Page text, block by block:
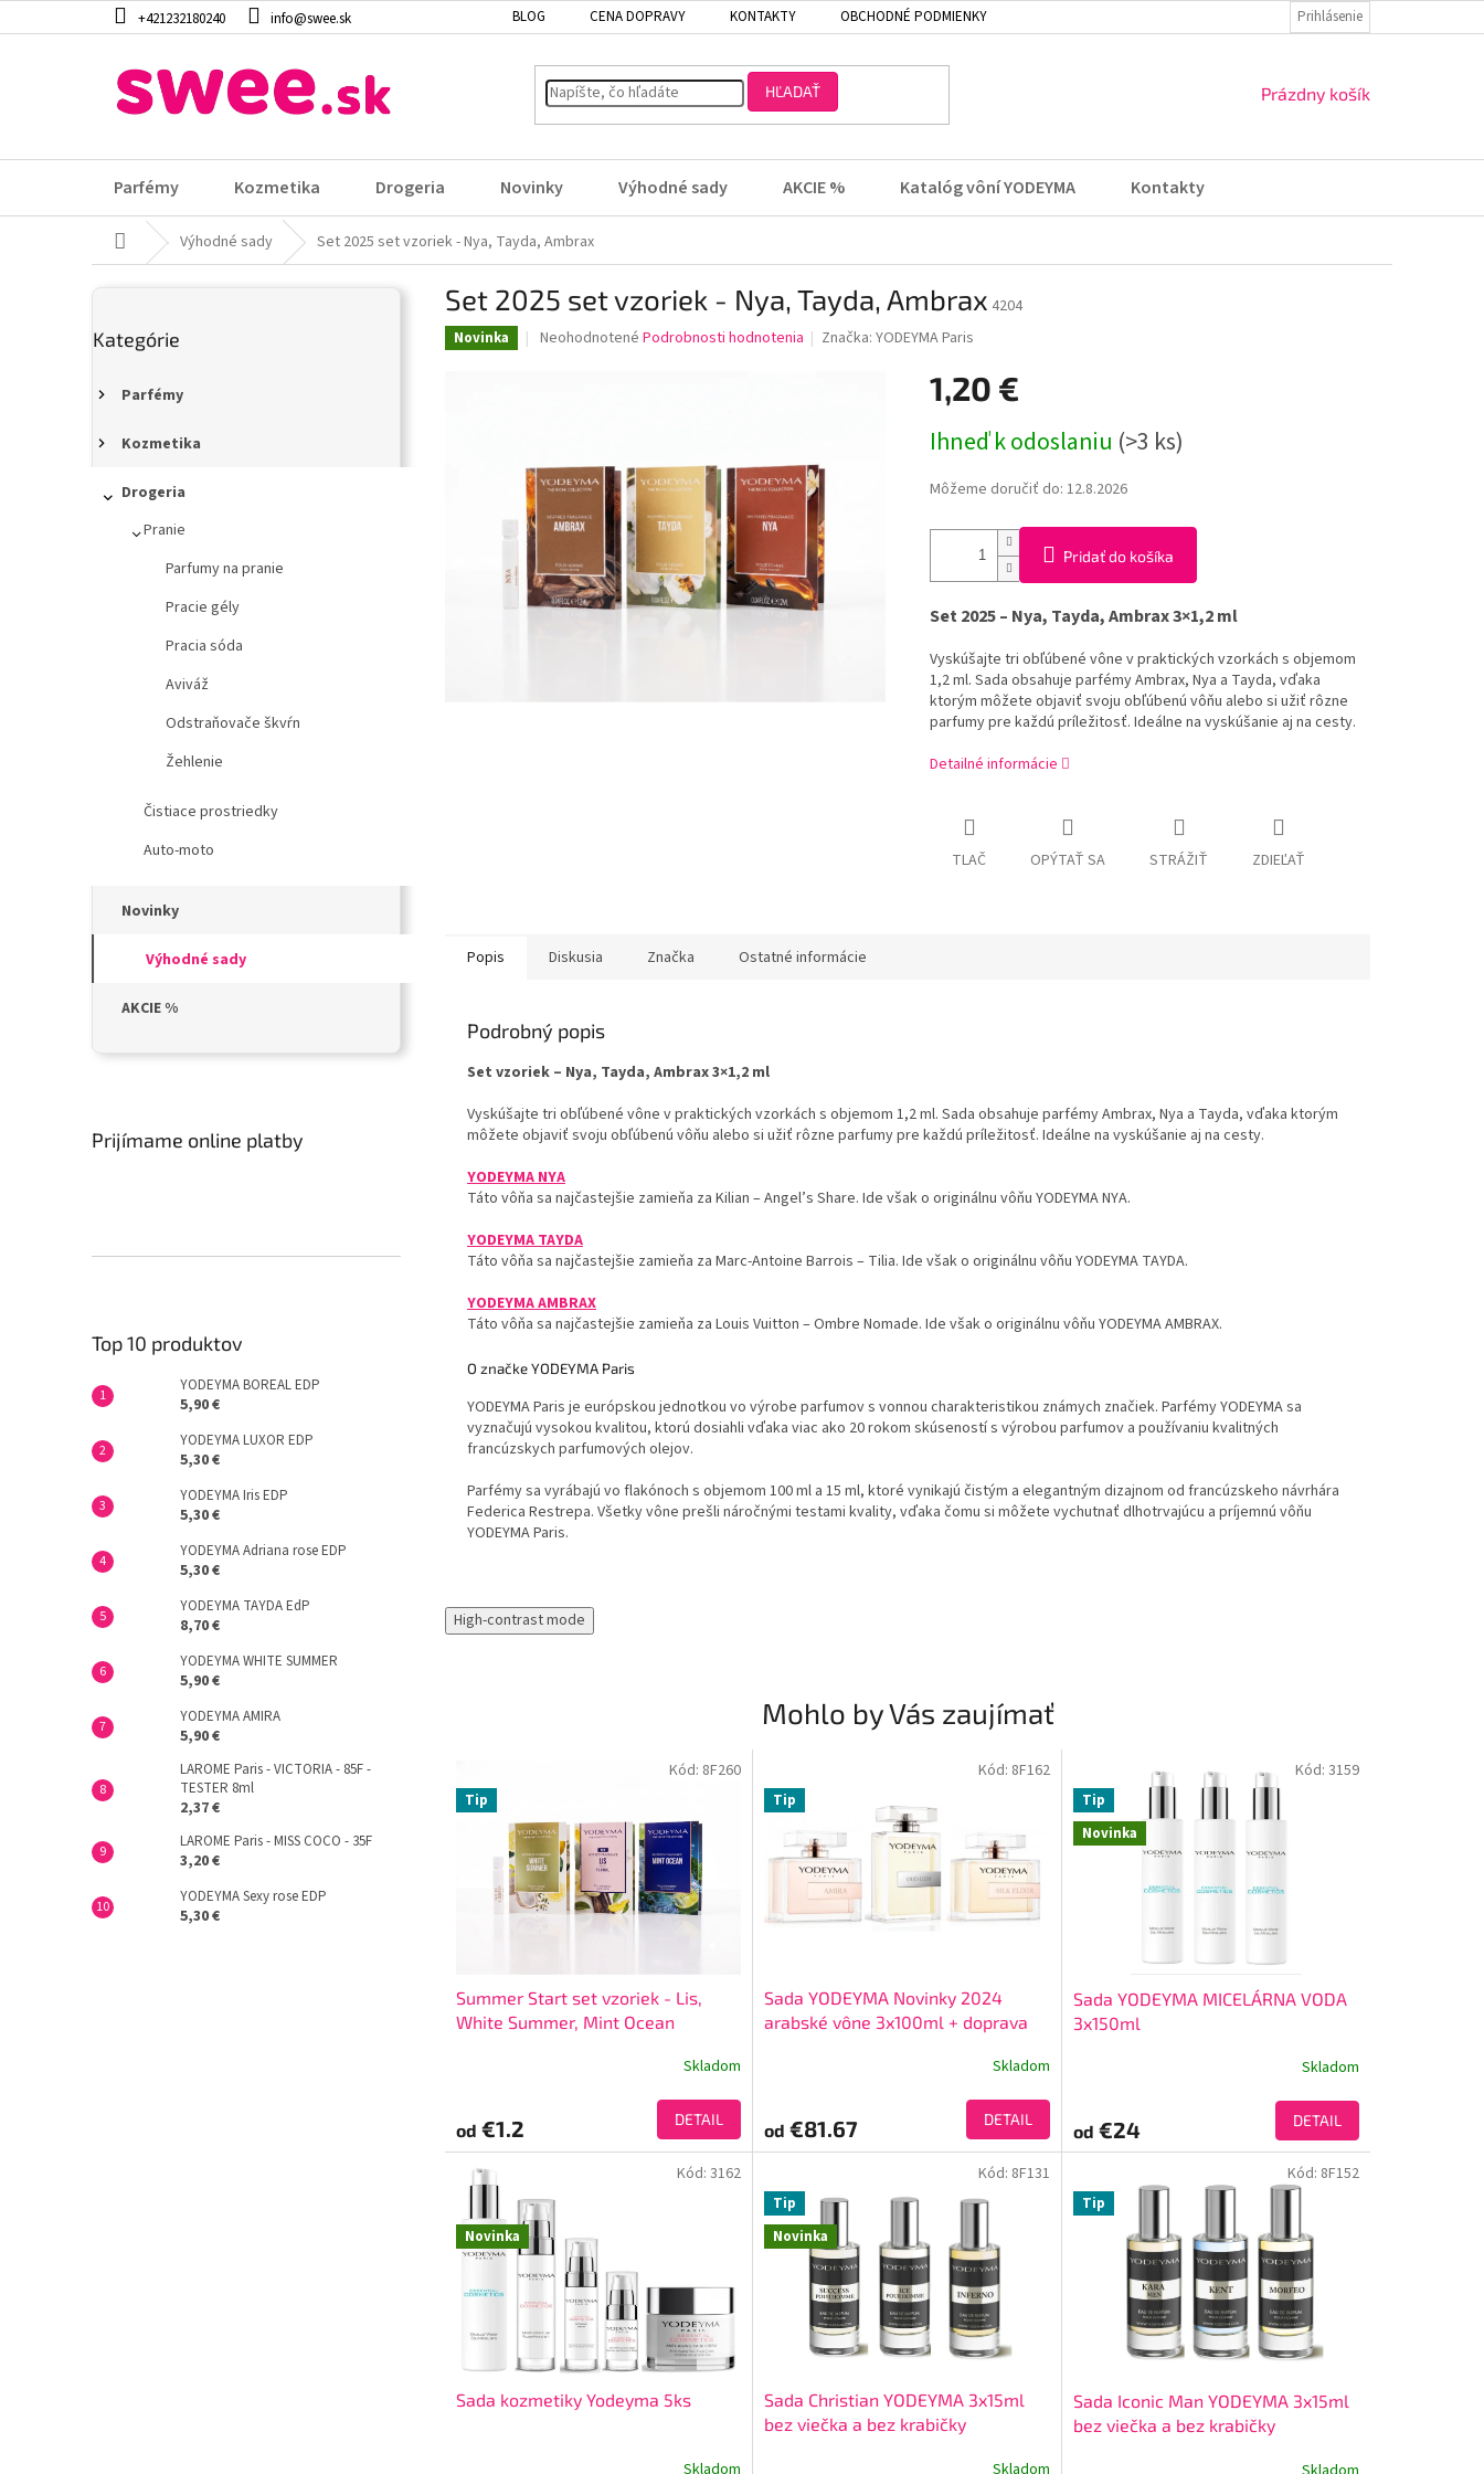
na
+421232180240 info@swee.sk BLOG CENA DOPRAVY KONTAKTY OBCHODNÉ PODMIENKY VRÁTENIE TOVARU A
Prihlásenie
HĽADAŤ
NÁKUPNÝ
Prázdny košík
Parfémy Kozmetika Drogeria Novinky Výhodné sady AKCIE % Katalóg vôní YODEYMA Kontakty
DomovVýhodné sady Set 2025 set vzoriek - Nya, Tayda, Ambrax
o
n
p
n
e
kategórie
Kategórie
Parfémy
Kozmetika
Drogeria
Pranie
Parfumy na pranie
Pracie gély
Pracia sóda
Aviváž
Odstraňovače škvŕn
Žehlenie
Čistiace prostriedky
Auto-moto
Novinky
Výhodné sady
AKCIE %
Prijímame online platby
Top 10 produktov
YODEYMA BOREAL EDP
5,90 €
YODEYMA LUXOR EDP
5,30 €
YODEYMA Iris EDP
5,30 €
YODEYMA Adriana rose EDP
5,30 €
YODEYMA TAYDA EdP
8,70 €
YODEYMA WHITE SUMMER
5,90 €
YODEYMA AMIRA
5,90 €
LAROME Paris - VICTORIA - 85F -
TESTER 8ml
2,37 €
LAROME Paris - MISS COCO - 35F
3,20 €
YODEYMA Sexy rose EDP
5,30 €
Set 2025 set vzoriek - Nya, Tayda, Ambrax 4204
Novinka
Priemerné
5
hviezdičiek.
Neohodnotené Podrobnosti hodnotenia Značka:YODEYMA Paris
1,20 €
cena:
Ihneď k odoslaniu (>3 ks)
Môžeme doručiť do: 12.8.2026
Pridať do košíka
Set 2025 – Nya, Tayda, Ambrax 3×1,2 ml
Vyskúšajte tri obľúbené vône v praktických vzorkách s objemom
1,2 ml. Sada obsahuje parfémy Ambrax, Nya a Tayda, vďaka
ktorým môžete objaviť svoju obľúbenú vôňu alebo si užiť rôzne
parfumy pre každú príležitosť. Ideálne na vyskúšanie aj na cesty.
Detailné informácie
TLAČ OPÝTAŤ SA STRÁŽIŤ ZDIEĽAŤ
Popis Diskusia Značka Ostatné informácie
Podrobný popis
Set vzoriek – Nya, Tayda, Ambrax 3×1,2 ml
Vyskúšajte tri obľúbené vône v praktických vzorkách s objemom 1,2 ml. Sada obsahuje parfémy Ambrax, Nya a Tayda, vďaka ktorým
môžete objaviť svoju obľúbenú vôňu alebo si užiť rôzne parfumy pre každú príležitosť. Ideálne na vyskúšanie aj na cesty.
YODEYMA NYA
Táto vôňa sa najčastejšie zamieňa za Kilian – Angel’s Share. Ide však o originálnu vôňu YODEYMA NYA.
YODEYMA TAYDA
Táto vôňa sa najčastejšie zamieňa za Marc-Antoine Barrois – Tilia. Ide však o originálnu vôňu YODEYMA TAYDA.
YODEYMA AMBRAX
Táto vôňa sa najčastejšie zamieňa za Louis Vuitton – Ombre Nomade. Ide však o originálnu vôňu YODEYMA AMBRAX.
O značke YODEYMA Paris
YODEYMA Paris je európskou jednotkou vo výrobe parfumov s vonnou charakteristikou známych značiek. Parfémy YODEYMA sa
vyznačujú vysokou kvalitou, ktorú dosiahli vďaka viac ako 20 rokom skúseností s výrobou parfumov a používaniu kvalitných
francúzskych parfumových olejov.
Parfémy sa vyrábajú vo flakónoch s objemom 100 ml a 15 ml, ktoré vynikajú čistým a elegantným dizajnom od francúzskeho návrhára
Federica Restrepa. Všetky vône prešli náročnými testami kvality, vďaka čomu si môžete vychutnať dlhotrvajúcu a príjemnú vôňu
YODEYMA Paris.
High-contrast mode
Mohlo by Vás zaujímať
Tip
Summer Start set vzoriek - Lis,
White Summer, Mint Ocean
Skladom
od €1.2 DETAIL
Kód: 8F260
Tip
Sada YODEYMA Novinky 2024
arabské vône 3x100ml + doprava
Skladom
od €81.67 DETAIL
Kód: 8F162
Novinka
Tip
Sada YODEYMA MICELÁRNA VODA
3x150ml
Skladom
od €24 DETAIL
Kód: 3159
Novinka
Sada kozmetiky Yodeyma 5ks
Skladom
Kód:3162
Novinka
Tip
Sada Christian YODEYMA 3x15ml
bez viečka a bez krabičky
Skladom
Kód: 8F131
Tip
Sada Iconic Man YODEYMA 3x15ml
bez viečka a bez krabičky
Kód: 8F152